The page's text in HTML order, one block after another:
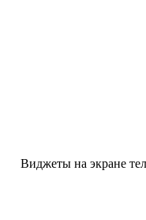
Виджеты на экране